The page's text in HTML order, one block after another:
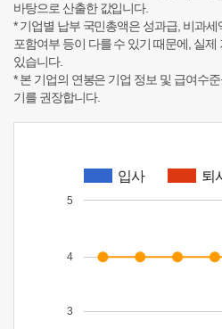
바탕으로 산출한 값입니다.
* 기업별 납부 국민총액은 성과급, 비과
포함여부 등이 다를 수 있기 때문에, 실
있습니다.
* 본 기업의 연봉은 기업 정보 및 급여수
기를 권장합니다.
입사 퇴
3
4
5